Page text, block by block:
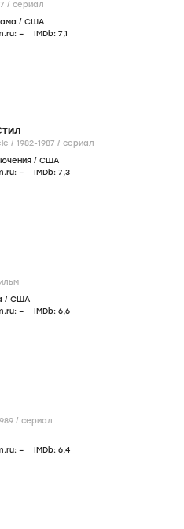
/ сериал
/ США
– IMDb: 7,1
Remington Steele / 1982-1987 / сериал
/ США
– IMDb: 7,3
/ США
– IMDb: 6,6
/ сериал
– IMDb: 6,4